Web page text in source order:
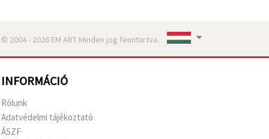
© 2004 - 2026 EM ART Minden jog fenntartva..
INFORMÁCIÓ
Rólunk
Adatvédelmi tájékoztató
ÁSZF